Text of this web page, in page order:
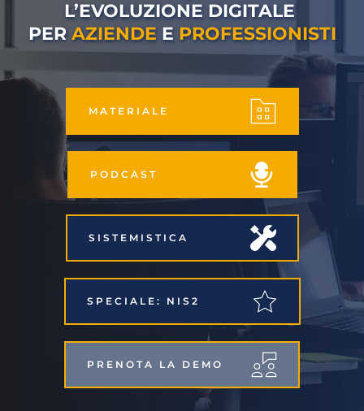
L’EVOLUZIONE DIGITALE
PER AZIENDE E PROFESSIONISTI
MATERIALE
PODCAST
SISTEMISTICA
SPECIALE: NIS2
PRENOTA LA DEMO